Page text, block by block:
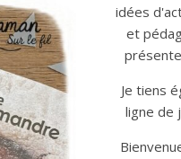
idées
et
Je tiens
ligne de